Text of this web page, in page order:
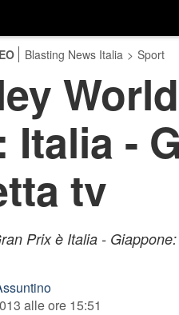
Blasting News Italia > Sport
Italia -
tv
Prix è Italia -
alle ore 15:51